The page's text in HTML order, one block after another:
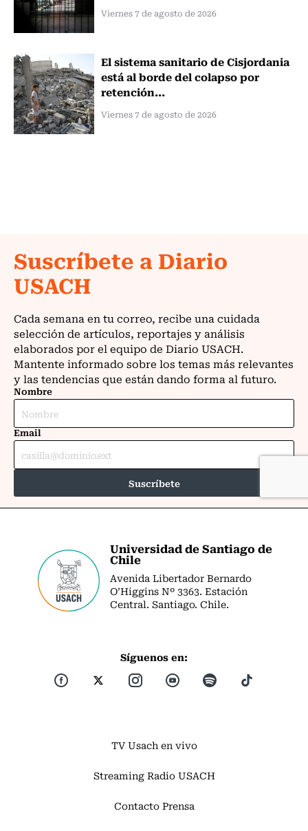
Viernes 7 de agosto de 2026
El sistema sanitario de Cisjordania
está al borde del colapso por
retención...
Viernes 7 de agosto de 2026
Universidad de Santiago de
Chile
Avenida Libertador Bernardo
O’Higgins Nº 3363. Estación
Central. Santiago. Chile.
Síguenos en:
TV Usach en vivo
Streaming Radio USACH
Contacto Prensa